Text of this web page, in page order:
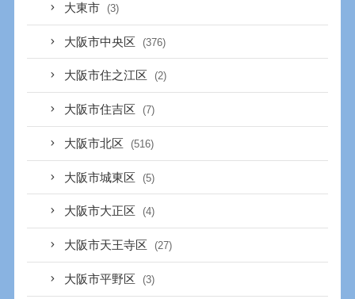
大東市 (3)
大阪市中央区 (376)
大阪市住之江区 (2)
大阪市住吉区 (7)
大阪市北区 (516)
大阪市城東区 (5)
大阪市大正区 (4)
大阪市天王寺区 (27)
大阪市平野区 (3)